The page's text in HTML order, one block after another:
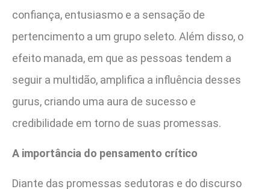
confiança, entusiasmo e a sensação de
pertencimento a um grupo seleto. Além disso, o
efeito manada, em que as pessoas tendem a
seguir a multidão, amplifica a influência desses
gurus, criando uma aura de sucesso e
credibilidade em torno de suas promessas.
A importância do pensamento crítico
Diante das promessas sedutoras e do discurso